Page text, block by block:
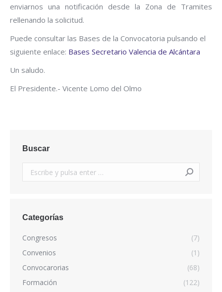
enviarnos una notificación desde la Zona de Tramites
rellenando la solicitud.
Puede consultar las Bases de la Convocatoria pulsando el
siguiente enlace: Bases Secretario Valencia de Alcántara
Un saludo.
El Presidente.- Vicente Lomo del Olmo
Buscar
Buscar:
Categorías
Congresos
(7)
Convenios
(1)
Convocarorias
(68)
Formación
(122)